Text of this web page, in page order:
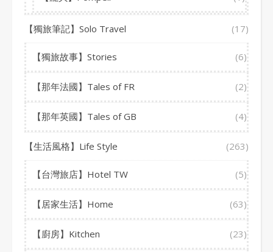
【獨旅筆記】Solo Travel (17)
【獨旅故事】Stories (6)
【那年法國】Tales of FR (2)
【那年英國】Tales of GB (4)
【生活風格】Life Style (263)
【台灣旅店】Hotel TW (5)
【居家生活】Home (63)
【廚房】Kitchen (23)